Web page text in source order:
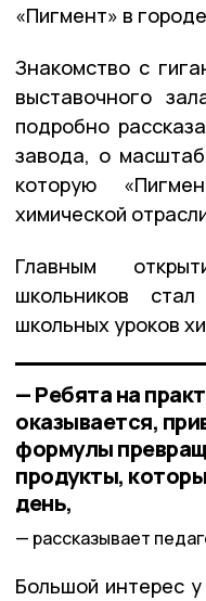
«Пигмент» в
Знакомство с
выставочного
подробно
завода, о
которую
химической
Главным
школьников
школьных уроков
— Ребята на
оказывается,
формулы
продукты,
день,
рассказывает
Большой интерес